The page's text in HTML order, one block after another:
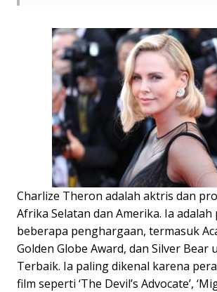
Charlize Theron adalah aktris dan
Afrika Selatan dan Amerika. Ia adalah
beberapa penghargaan, termasuk
Golden Globe Award, dan Silver Bear
Terbaik. Ia paling dikenal karena
film seperti ‘The Devil’s Advocate’,